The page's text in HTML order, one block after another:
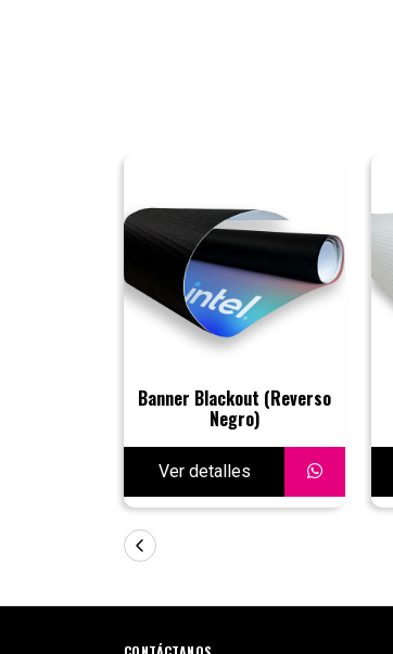
Banner Blackout (Reverso
Negro)
Ver detalles